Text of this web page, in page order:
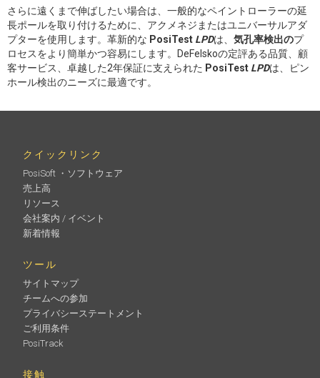
さらに遠くまで伸ばしたい場合は、一般的なペイントローラーの延
長ポールを取り付けるために、アクメネジまたはユニバーサルアダ
プターを使用します。革新的な PosiTest LPDは、 気孔率検出のプ
ロセスをより簡単かつ容易にします。DeFelskoの定評ある品質、顧
客サービス、卓越した2年保証に支えられた PosiTest LPDは、ピン
ホール検出のニーズに最適です。
クイックリンク
PosiSoft ・ソフトウェア
売上高
リソース
会社案内 / イベント
新着情報
ツール
サイトマップ
チームへの参加
プライバシーステートメント
ご利用条件
PosiTrack
接触